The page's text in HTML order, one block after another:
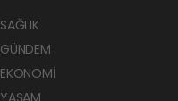
SAĞLIK
GÜNDEM
EKONOMİ
YAŞAM